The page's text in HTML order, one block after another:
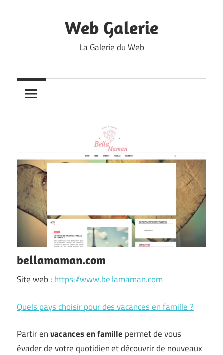
Web Galerie
La Galerie du Web
bellamaman.com
Site web : https://www.bellamaman.com
Quels pays choisir pour des vacances en famille ?
Partir envacances en famille permet de vous
évader de votre quotidien et découvrir de nouveaux